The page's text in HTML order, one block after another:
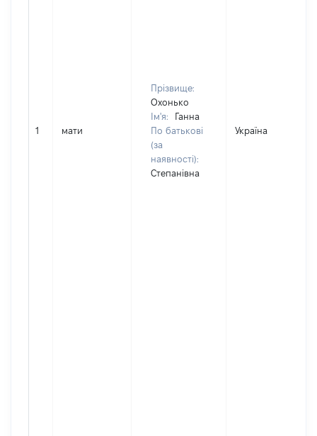
1 мати
Прізвище:
Охонько
Ім'я:
Ганна
По батькові
(за
наявності):
Степанівна
Україна